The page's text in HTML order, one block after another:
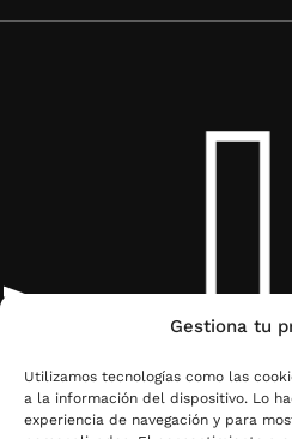
Gestiona tu
Utilizamos tecnologías como las
a la información del dispositivo. Lo
experiencia de navegación y para